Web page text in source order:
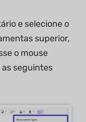
e selecione o
superior,
o mouse
seguintes